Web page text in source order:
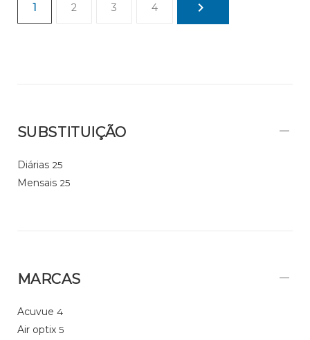
1 2 3 4
SUBSTITUIÇÃO
Diárias 25
Mensais 25
MARCAS
Acuvue 4
Air optix 5